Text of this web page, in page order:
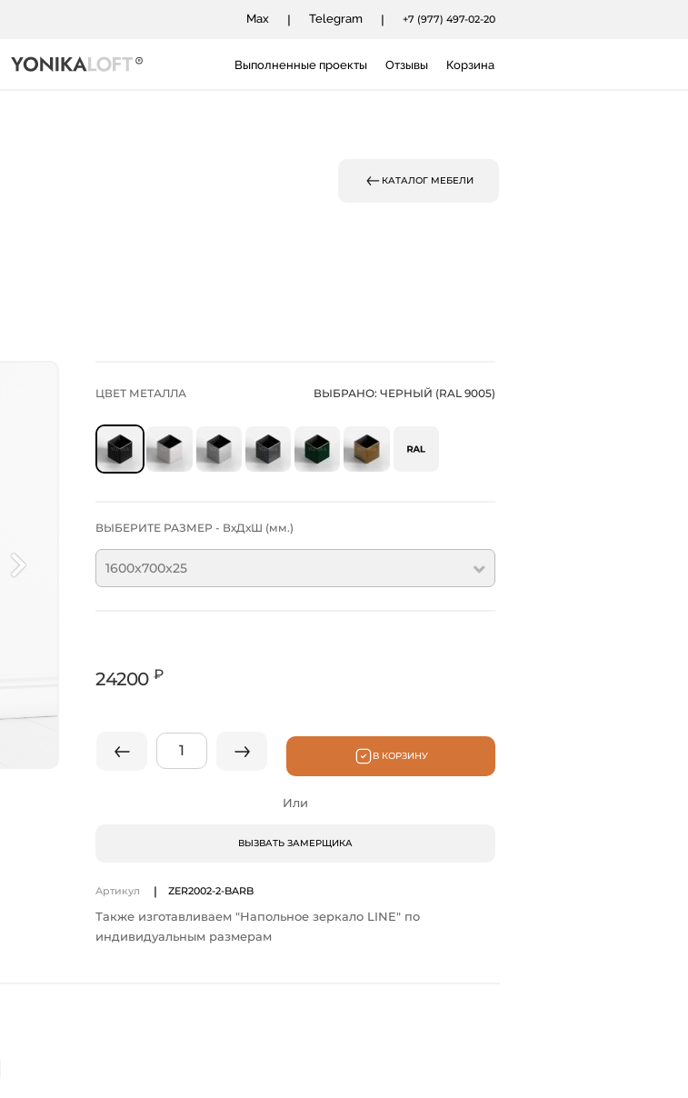
Max | Telegram | +7 (977) 497-02-20
Выполненные проекты Отзывы Корзина
КАТАЛОГ МЕБЕЛИ
ЦВЕТ МЕТАЛЛА ВЫБРАНО: ЧЕРНЫЙ (RAL 9005)
ВЫБЕРИТЕ РАЗМЕР - ВхДхШ (мм.)
1600x700x25
24200 ₽
В КОРЗИНУ
Или
ВЫЗВАТЬ ЗАМЕРЩИКА
Артикул | ZER2002-2-BARB
Также изготавливаем "Напольное зеркало LINE" по
индивидуальным размерам